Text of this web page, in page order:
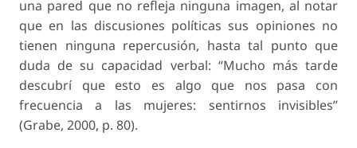
una pared que no refleja ninguna imagen, al notar
que en las discusiones políticas sus opiniones no
tienen ninguna repercusión, hasta tal punto que
duda de su capacidad verbal: “Mucho más tarde
descubrí que esto es algo que nos pasa con
frecuencia a las mujeres: sentirnos invisibles”
(Grabe, 2000, p. 80).